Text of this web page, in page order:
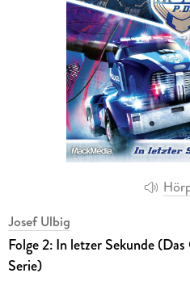
Josef Ulbig
Folge 2: In letzer Sekunde
Serie)